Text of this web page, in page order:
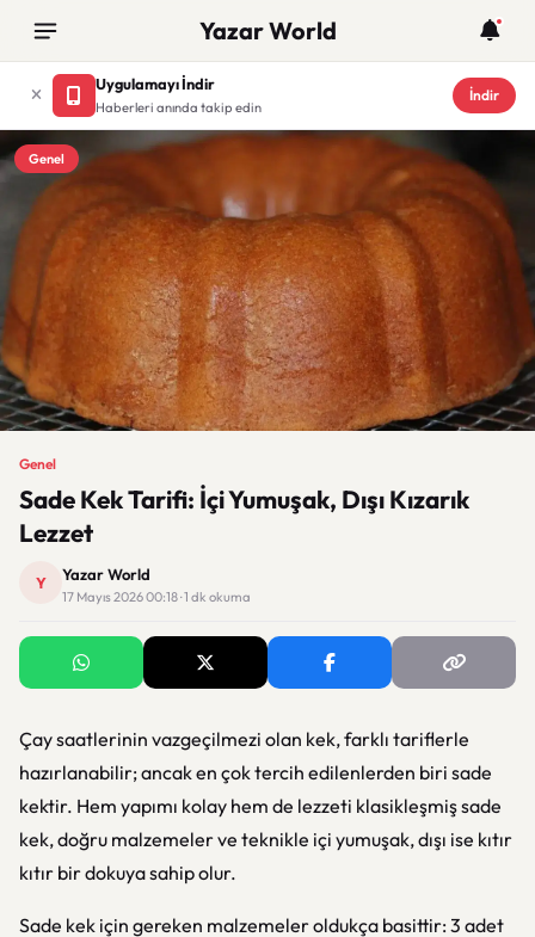
Yazar World
Uygulamayı İndir
Haberleri anında takip edin
İndir
Genel
Genel
Sade Kek Tarifi: İçi Yumuşak, Dışı Kızarık
Lezzet
Y Yazar World
17 Mayıs 2026 00:18 · 1 dk okuma
Çay saatlerinin vazgeçilmezi olan kek, farklı tariflerle
hazırlanabilir; ancak en çok tercih edilenlerden biri sade
kektir. Hem yapımı kolay hem de lezzeti klasikleşmiş sade
kek, doğru malzemeler ve teknikle içi yumuşak, dışı ise kıtır
kıtır bir dokuya sahip olur.
Sade kek için gereken malzemeler oldukça basittir: 3 adet